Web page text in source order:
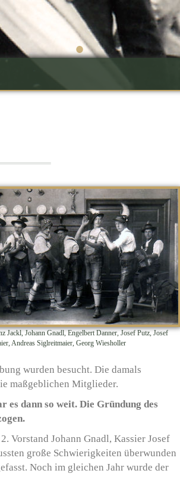
•
Jackl, Johann Gnadl, Engelbert Danner, Josef Putz, Josef
Andreas Siglreitmaier, Georg Wiesholler
wurden besucht. Die damals
maßgeblichen Mitglieder.
es dann so weit. Die Gründung des
Vorstand Johann Gnadl, Kassier Josef
große Schwierigkeiten überwunden
Noch im gleichen Jahr wurde der